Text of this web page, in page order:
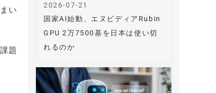
い
題
国家AI始動、エヌビディアRubin
GPU 2万7500基を日本は使い切
れるのか
2026-07-21